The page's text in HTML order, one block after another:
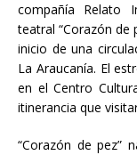
compañía Relato
teatral “Corazón de
inicio de una
La Araucanía. El
en el Centro
itinerancia que
“Corazón de pez”